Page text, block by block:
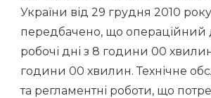
України від 29 грудня 2010
передбачено, що операційний
робочі дні з 8 години 00
години 00 хвилин. Технічне
та регламентні роботи, що